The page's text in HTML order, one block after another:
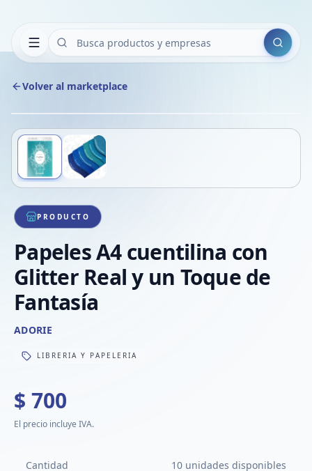
Buscar
Volver al marketplace
1/2
PRODUCTO
Papeles A4 cuentilina con
Glitter Real y un Toque de
Fantasía
ADORIE
LIBRERIA Y PAPELERIA
$ 700
El precio incluye IVA.
Cantidad 10 unidades disponibles